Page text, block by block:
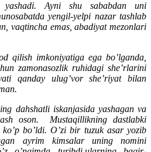
yashadi. Ayni shu sababdan uni
yengil-yelpi nazar tashlab
vaqtincha emas, abadiyat mezonlari
qilish imkoniyatiga ega bo’lganda,
zamonasozlik ruhidagi she’rlarini
qanday ulug’vor she’riyat bilan
dahshatli iskanjasida yashagan va
oson. Mustaqillikning dastlabki
bo’ldi. O’zi bir tuzuk asar yozib
ayrim kimsalar uning nomini